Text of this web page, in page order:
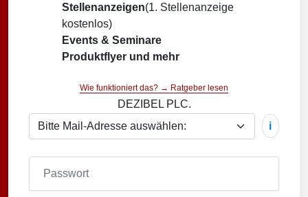
Stellenanzeigen(1. Stellenanzeige
kostenlos)
Events & Seminare
Produktflyer und mehr
Wie funktioniert das? → Ratgeber lesen
DEZIBEL PLC.
i